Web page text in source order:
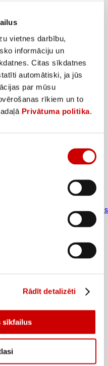
vietnes darbību,
informāciju un
Citas sīkdatnes
automātiski, ja jūs
par mūsu
rīkiem un to
Privātuma politika.
Rādīt detalizēti
sīkfailus
Gouda FARM MILK 45% šķēlēs